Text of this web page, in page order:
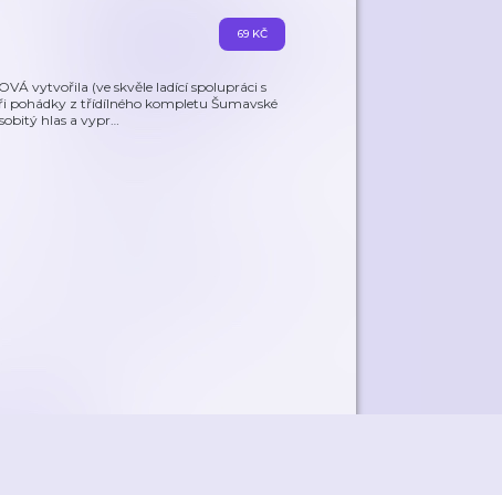
vytvořila (ve skvěle ladící spolupráci s
pohádky z třídílného kompletu Šumavské
hlas a vypr…
69 KČ